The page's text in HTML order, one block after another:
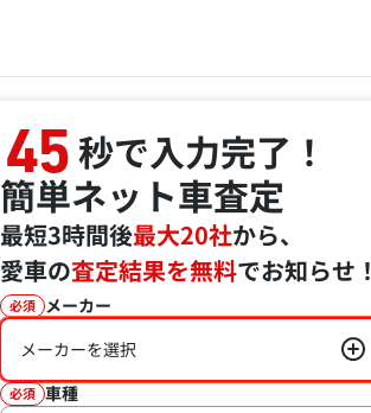
45秒で入力完了！
簡単ネット車査定
最短3時間後最大20社から、
愛車の査定結果を無料でお知らせ！
必須 メーカー
メーカーを選択
必須 車種